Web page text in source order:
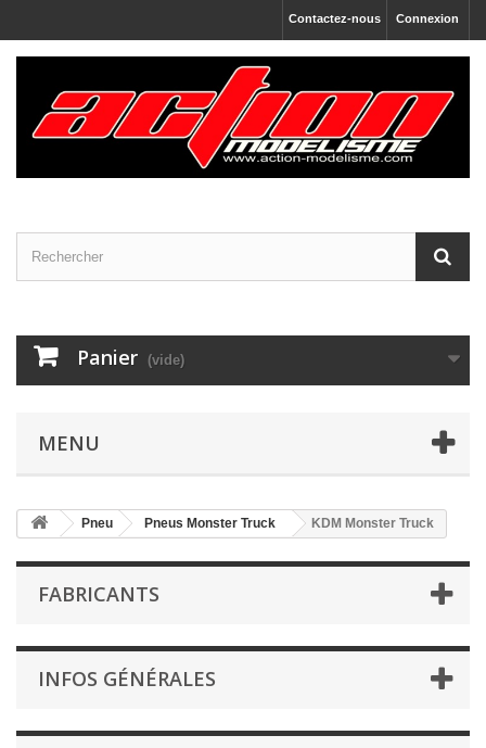
Connexion
Contactez-nous
Panier (vide)
MENU
Pneu Pneus Monster Truck KDM Monster Truck
FABRICANTS
INFOS GÉNÉRALES